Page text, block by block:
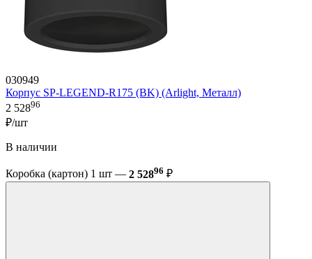
030949
Корпус SP-LEGEND-R175 (BK) (Arlight, Металл)
2 52896
₽/шт
В наличии
Коробка (картон) 1 шт — 2 52896 ₽